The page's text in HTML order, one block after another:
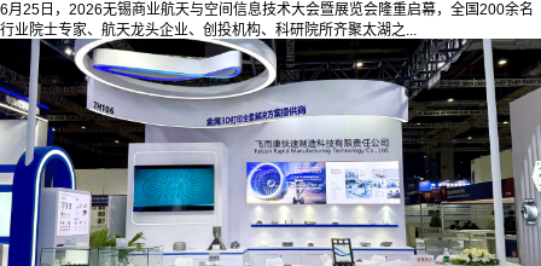
6月25日，2026无锡商业航天与空间信息技术大会暨展览会隆重启幕，全国200余名
行业院士专家、航天龙头企业、创投机构、科研院所齐聚太湖之...